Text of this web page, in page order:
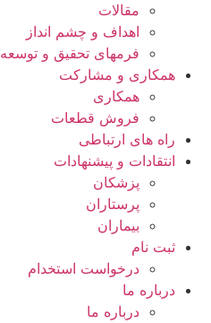
مقالات
اهداف و چشم انداز
فرمهای تحقیق و توسعه
همکاری و مشارکت
همکاری
فروش قطعات
راه های ارتباطی
انتقادات و پيشنهادات
پزشكان
پرستاران
بيماران
ثبت نام
درخواست استخدام
درباره ما
درباره ما